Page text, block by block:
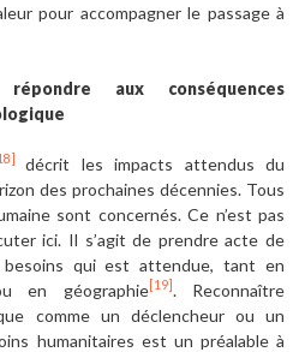
pour accompagner le passage à
aux conséquences
décrit les impacts attendus du
des prochaines décennies. Tous
sont concernés. Ce n’est pas
ici. Il s’agit de prendre acte de
besoins qui est attendue, tant en
en géographie [19] . Reconnaître
comme un déclencheur ou un
humanitaires est un préalable à